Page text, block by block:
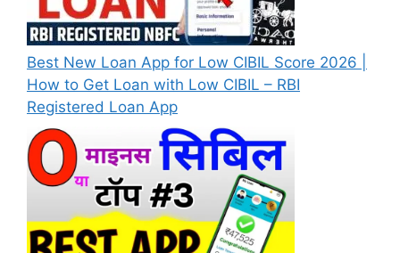
Best New Loan App for Low CIBIL Score 2026 |
How to Get Loan with Low CIBIL – RBI
Registered Loan App